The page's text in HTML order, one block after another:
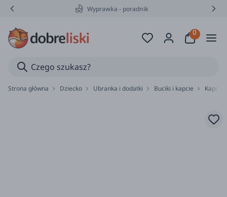
Wyprawka - poradnik
Strona główna Dziecko Ubranka i dodatki Buciki i kapcie Kapcie